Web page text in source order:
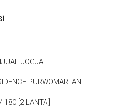
JOGJA
PURWOMARTANI
180 [2 LANTAI]